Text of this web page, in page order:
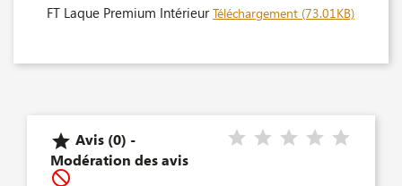
FT Laque Premium IntérieurTéléchargement (73.01KB)
 Avis (0) -
Modération des avis
